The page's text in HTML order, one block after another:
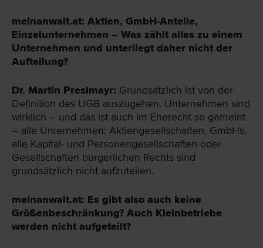
meinanwalt.at: Aktien, GmbH-Anteile,
Einzelunternehmen – Was zählt alles zu einem
Unternehmen und unterliegt daher nicht der
Aufteilung?
Dr. Martin Preslmayr: Grundsätzlich ist von der
Definition des UGB auszugehen. Unternehmen sind
wirklich – und das ist auch im Eherecht so gemeint
– alle Unternehmen: Aktiengesellschaften, GmbHs,
alle Kapital- und Personengesellschaften oder
Gesellschaften bürgerlichen Rechts sind
grundsätzlich nicht aufzuteilen.
meinanwalt.at: Es gibt also auch keine
Größenbeschränkung? Auch Kleinbetriebe
werden nicht aufgeteilt?